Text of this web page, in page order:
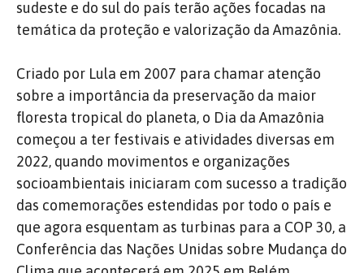
sudeste e do sul do país terão ações focadas na
temática da proteção e valorização da Amazônia.
Criado por Lula em 2007 para chamar atenção
sobre a importância da preservação da maior
floresta tropical do planeta, o Dia da Amazônia
começou a ter festivais e atividades diversas em
2022, quando movimentos e organizações
socioambientais iniciaram com sucesso a tradição
das comemorações estendidas por todo o país e
que agora esquentam as turbinas para a COP 30, a
Conferência das Nações Unidas sobre Mudança do